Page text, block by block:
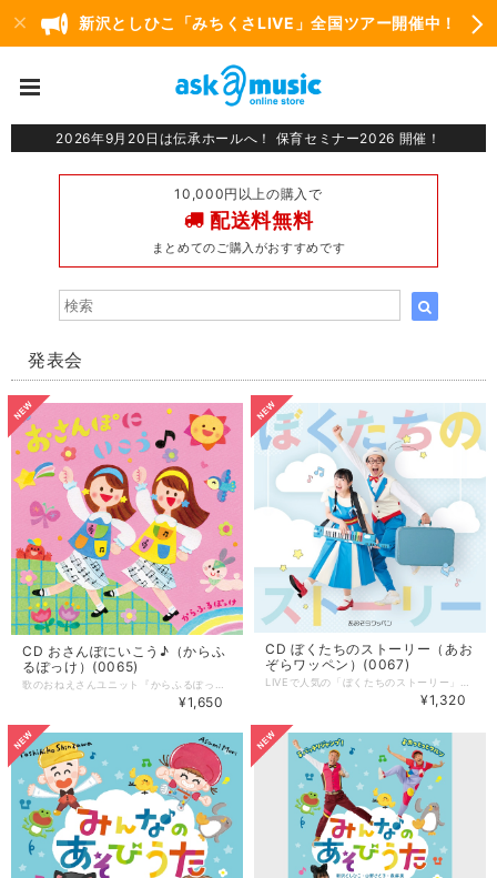
新沢としひこ「みちくさLIVE」全国ツアー開催中！
2026年9月20日は伝承ホールへ！ 保育セミナー2026 開催！
10,000円以上の購入で
配送料無料
まとめてのご購入がおすすめです
発表会
CD おさんぽにいこう♪（からふ
るぽっけ）(0065)
¥1,650
CD ぼくたちのストーリー（あお
ぞらワッペン）(0067)
¥1,320